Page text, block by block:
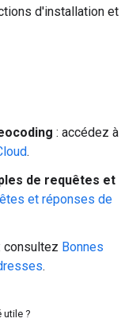
d'installation et
: accédez à
.
de requêtes et
et réponses de
consultez Bonnes
.
utile ?